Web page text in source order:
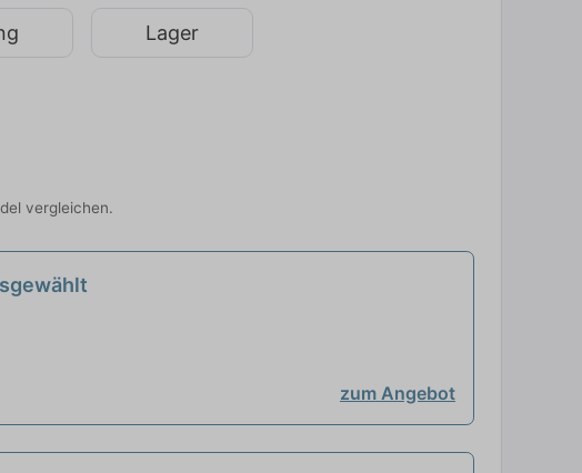
Lager
vergleichen.
zum Angebot